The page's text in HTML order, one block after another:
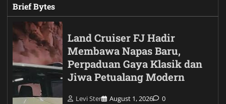
Brief Bytes
Land Cruiser FJ Hadir
Membawa Napas Baru,
Perpaduan Gaya Klasik dan
Jiwa Petualang Modern
Levi Ster August 1, 2026 0